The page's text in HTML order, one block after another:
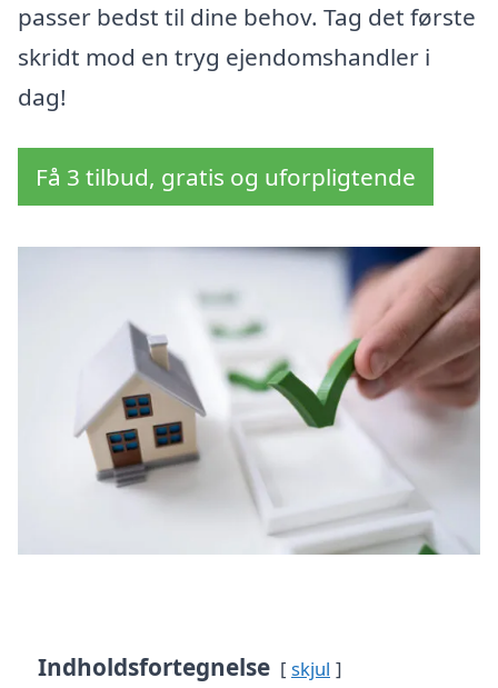
passer bedst til dine behov. Tag det første
skridt mod en tryg ejendomshandler i
dag!
Få 3 tilbud, gratis og uforpligtende
Indholdsfortegnelse skjul